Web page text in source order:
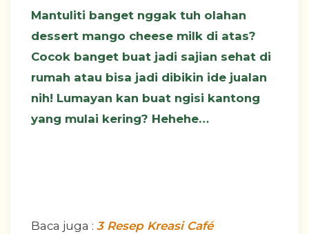
Mantuliti banget nggak tuh olahan
dessert mango cheese milk di atas?
Cocok banget buat jadi sajian sehat di
rumah atau bisa jadi dibikin ide jualan
nih! Lumayan kan buat ngisi kantong
yang mulai kering? Hehehe…
Baca juga : 3 Resep Kreasi Café